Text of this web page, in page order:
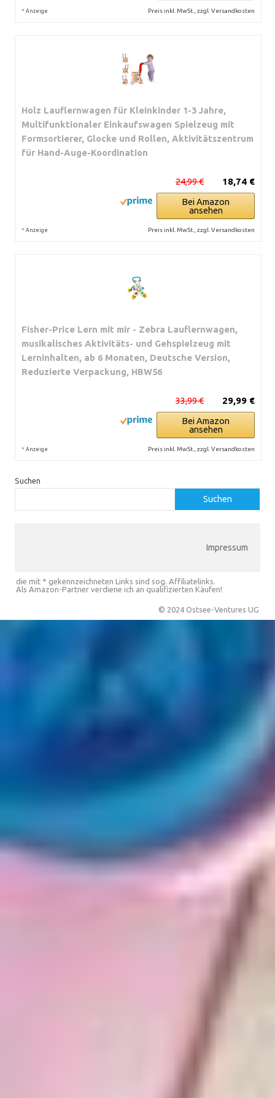
* Anzeige Preis inkl. MwSt., zzgl. Versandkosten
Holz Lauflernwagen für Kleinkinder 1-3 Jahre,
Multifunktionaler Einkaufswagen Spielzeug mit
Formsortierer, Glocke und Rollen, Aktivitätszentrum
für Hand-Auge-Koordination
18,74 €
24,99 €
Bei Amazon
ansehen
* Anzeige Preis inkl. MwSt., zzgl. Versandkosten
Fisher-Price Lern mit mir - Zebra Lauflernwagen,
musikalisches Aktivitäts- und Gehspielzeug mit
Lerninhalten, ab 6 Monaten, Deutsche Version,
Reduzierte Verpackung, HBW56
29,99 €
33,99 €
Bei Amazon
ansehen
* Anzeige Preis inkl. MwSt., zzgl. Versandkosten
Suchen
Suchen
Impressum
die mit * gekennzeichneten Links sind sog. Affiliatelinks.
Als Amazon-Partner verdiene ich an qualifizierten Käufen!
© 2024 Ostsee-Ventures UG